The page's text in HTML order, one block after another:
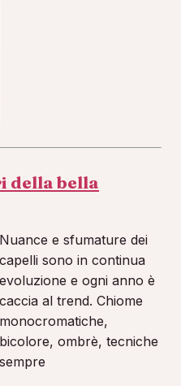
della bella
Nuance e sfumature dei
capelli sono in continua
evoluzione e ogni anno è
caccia al trend. Chiome
monocromatiche,
bicolore, ombrè, tecniche
sempre